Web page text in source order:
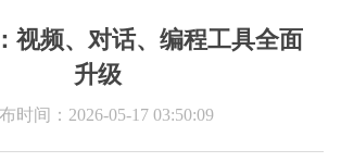
视频、对话、编程工具全面
升级
时间：2026-05-17 03:50:09